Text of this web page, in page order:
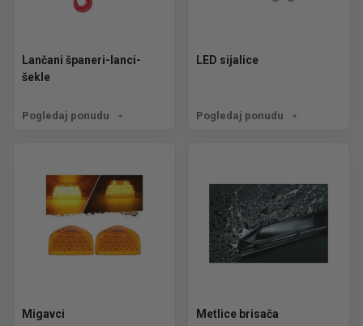
Lančani španeri-lanci-
šekle
Pogledaj ponudu
LED sijalice
Pogledaj ponudu
Migavci Metlice brisača